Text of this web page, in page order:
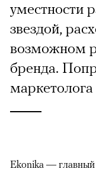
уместности
звездой,
возможном
бренда.
Ekonika — главный